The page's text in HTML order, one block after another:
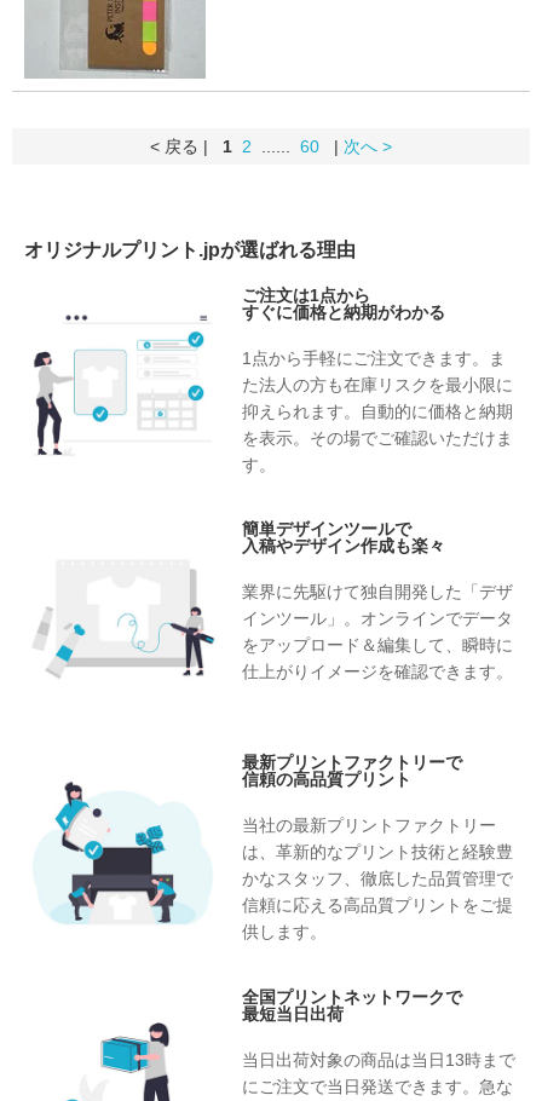
< 戻る | 1 2 60 | 次へ >
オリジナルプリント.jpが選ばれる理由
ご注文は1点から
すぐに価格と納期がわかる
1点から手軽にご注文できます。ま
た法人の方も在庫リスクを最小限に
抑えられます。自動的に価格と納期
を表示。その場でご確認いただけま
す。
簡単デザインツールで
入稿やデザイン作成も楽々
業界に先駆けて独自開発した「デザ
インツール」。オンラインでデータ
をアップロード＆編集して、瞬時に
仕上がりイメージを確認できます。
最新プリントファクトリーで
信頼の高品質プリント
当社の最新プリントファクトリー
は、革新的なプリント技術と経験豊
かなスタッフ、徹底した品質管理で
信頼に応える高品質プリントをご提
供します。
全国プリントネットワークで
最短当日出荷
当日出荷対象の商品は当日13時まで
にご注文で当日発送できます。急な